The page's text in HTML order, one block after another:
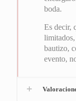
boda.
Es decir,
bautizo,
evento,